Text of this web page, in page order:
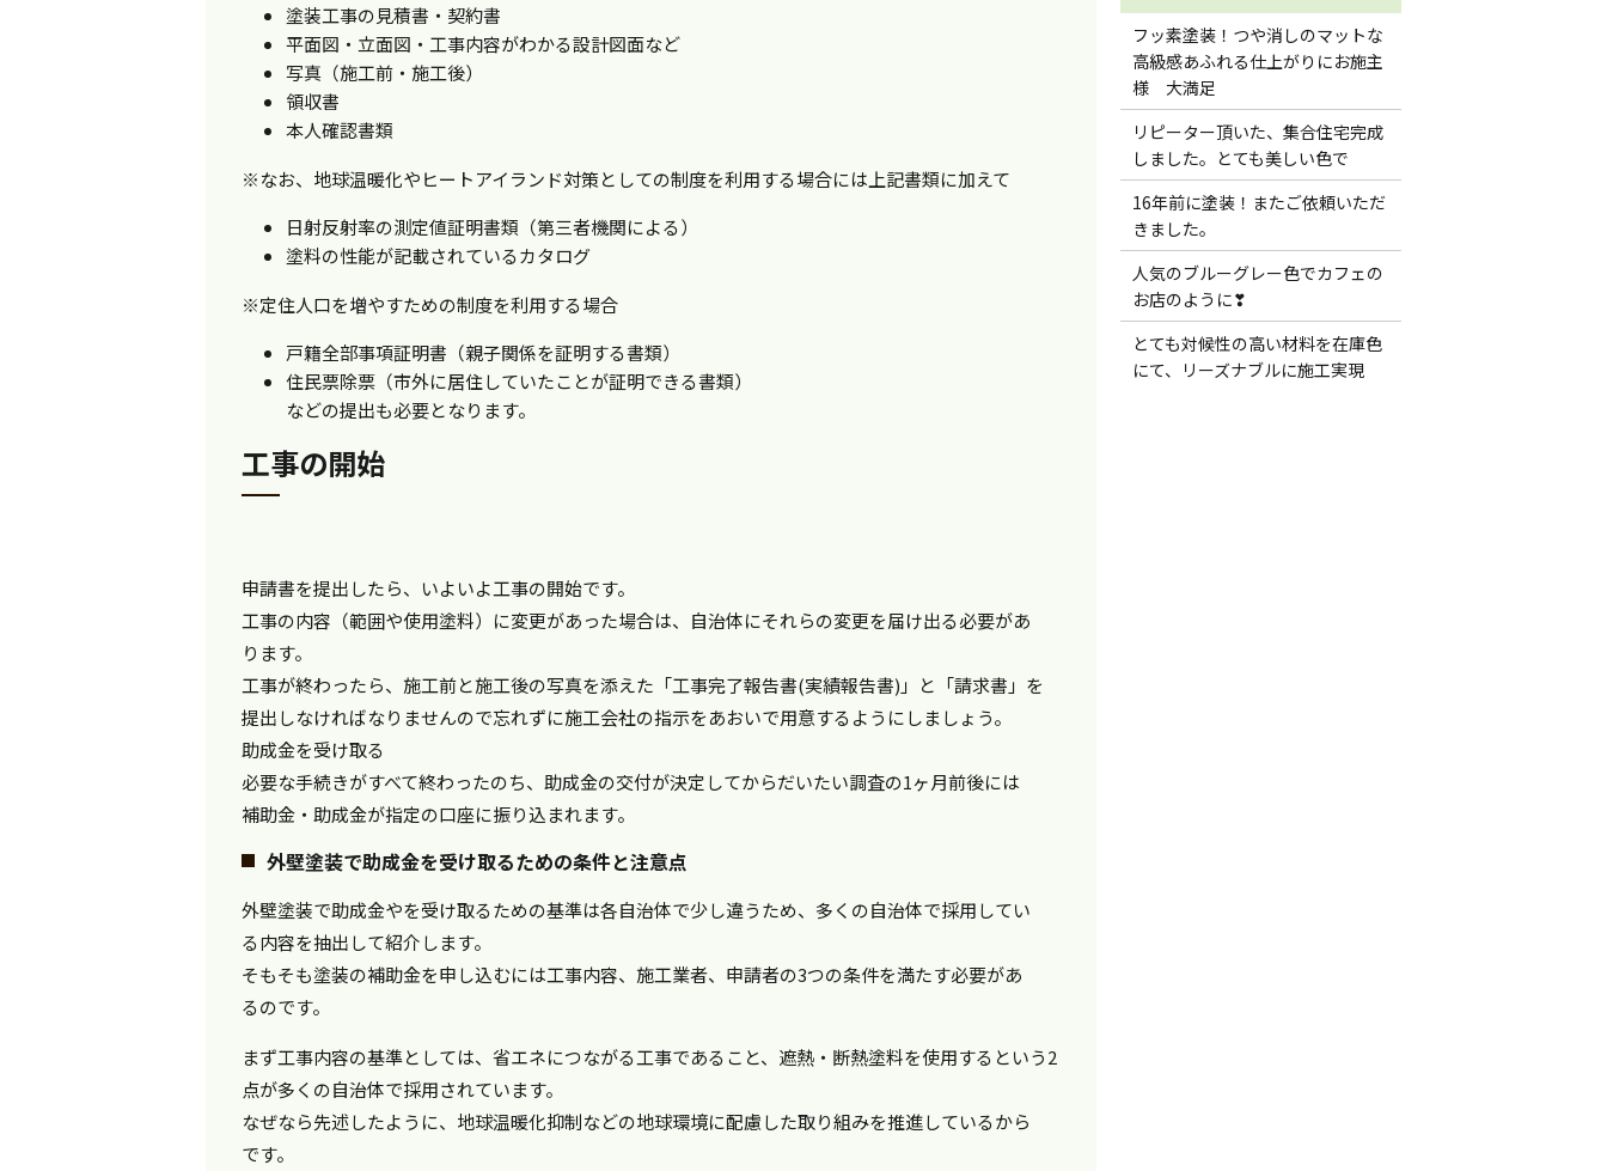
塗装工事の見積書・契約書
平面図・立面図・工事内容がわかる設計図面など
写真（施工前・施工後）
領収書
本人確認書類
※なお、地球温暖化やヒートアイランド対策としての制度を利用する場合には上記書類に加えて
日射反射率の測定値証明書類（第三者機関による）
塗料の性能が記載されているカタログ
※定住人口を増やすための制度を利用する場合
戸籍全部事項証明書（親子関係を証明する書類）
住民票除票（市外に居住していたことが証明できる書類）
などの提出も必要となります。
工事の開始
申請書を提出したら、いよいよ工事の開始です。
工事の内容（範囲や使用塗料）に変更があった場合は、自治体にそれらの変更を届け出る必要があ
ります。
工事が終わったら、施工前と施工後の写真を添えた「工事完了報告書(実績報告書)」と「請求書」を
提出しなければなりませんので忘れずに施工会社の指示をあおいで用意するようにしましょう。
助成金を受け取る
必要な手続きがすべて終わったのち、助成金の交付が決定してからだいたい調査の1ヶ月前後には
補助金・助成金が指定の口座に振り込まれます。
外壁塗装で助成金を受け取るための条件と注意点
外壁塗装で助成金やを受け取るための基準は各自治体で少し違うため、多くの自治体で採用してい
る内容を抽出して紹介します。
そもそも塗装の補助金を申し込むには工事内容、施工業者、申請者の3つの条件を満たす必要があ
るのです。
まず工事内容の基準としては、省エネにつながる工事であること、遮熱・断熱塗料を使用するという2
点が多くの自治体で採用されています。
なぜなら先述したように、地球温暖化抑制などの地球環境に配慮した取り組みを推進しているから
です。
フッ素塗装！つや消しのマットな
高級感あふれる仕上がりにお施主
様 大満足
リピーター頂いた、集合住宅完成
しました。とても美しい色で
16年前に塗装！またご依頼いただ
きました。
人気のブルーグレー色でカフェの
お店のように❣
とても対候性の高い材料を在庫色
にて、リーズナブルに施工実現